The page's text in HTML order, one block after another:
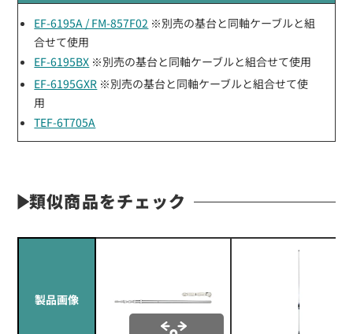
EF-6195A / FM-857F02 ※別売の基台と同軸ケーブルと組
合せて使用
EF-6195BX ※別売の基台と同軸ケーブルと組合せて使用
EF-6195GXR ※別売の基台と同軸ケーブルと組合せて使
用
TEF-6T705A
類似商品をチェック
製品画像